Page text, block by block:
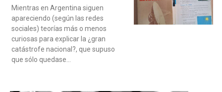
Mientras en Argentina siguen
apareciendo (según las redes
sociales) teorías más o menos
curiosas para explicar la ¿gran
catástrofe nacional?, que supuso
que sólo quedase…